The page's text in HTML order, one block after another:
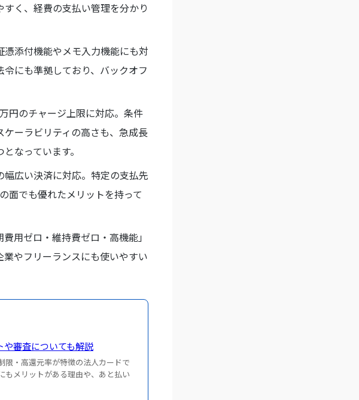
く、経費の支払い管理を分かり
添付機能やメモ入力機能にも対
にも準拠しており、バックオフ
円のチャージ上限に対応。条件
ーラビリティの高さも、急成長
なっています。
広い決済に対応。特定の支払先
面でも優れたメリットを持って
用ゼロ・維持費ゼロ・高機能」
やフリーランスにも使いやすい
審査についても解説
限・高還元率が特徴の法人カードで
もメリットがある理由や、あと払い